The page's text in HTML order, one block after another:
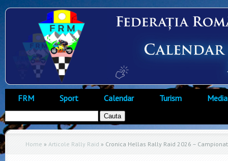
FRM Sport Calendar Turism Media
Home » Articole Rally Raid » Cronica Hellas Rally Raid 2026 –